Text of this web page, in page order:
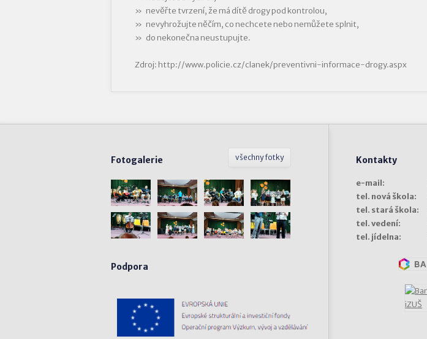
nevěřte tvrzení, že má dítě drogy pod kontrolou,
nevyhrožujte něčím, co nechcete nebo nemůžete splnit,
do nekonečna neustupujte.
Zdroj: http://www.policie.cz/clanek/preventivni-informace-drogy.aspx
všechny fotky
Fotogalerie
Podpora
Kontakty
e-mail:
tel. nová škola:
tel. stará škola:
tel. vedení:
tel. jídelna: